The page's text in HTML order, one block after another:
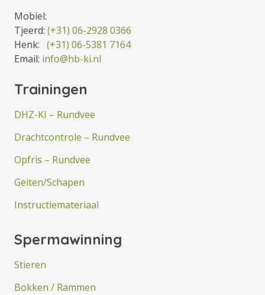
Mobiel:
Tjeerd: (+31) 06-2928 0366
Henk: (+31) 06-5381 7164
Email: info@hb-ki.nl
Trainingen
DHZ-KI – Rundvee
Drachtcontrole – Rundvee
Opfris – Rundvee
Geiten/Schapen
Instructiemateriaal
Spermawinning
Stieren
Bokken / Rammen